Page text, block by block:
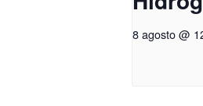
8 agosto @